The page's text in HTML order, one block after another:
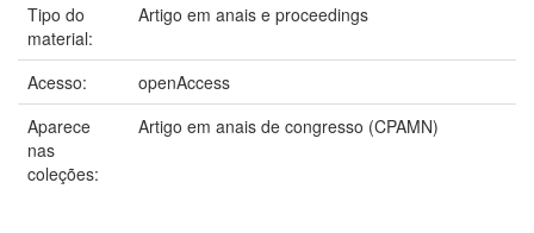
Tipo do
material:
Artigo em anais e proceedings
Acesso:
openAccess
Aparece
nas
coleções:
Artigo em anais de congresso (CPAMN)